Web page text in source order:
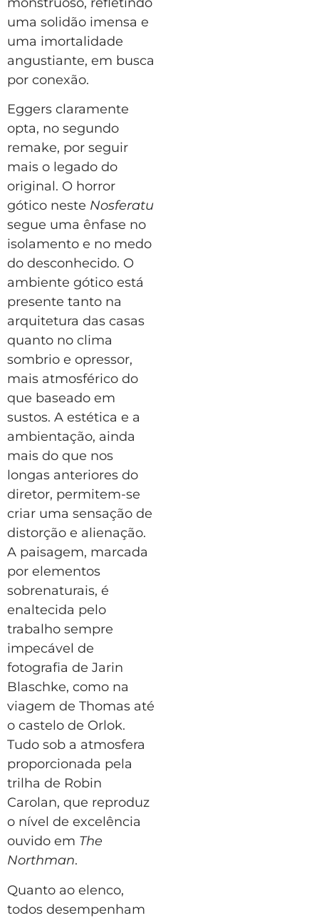
uma solidão imensa e
uma imortalidade
angustiante, em busca
por conexão.
Eggers claramente
opta, no segundo
remake, por seguir
mais o legado do
original. O horror
gótico neste Nosferatu
segue uma ênfase no
isolamento e no medo
do desconhecido. O
ambiente gótico está
presente tanto na
arquitetura das casas
quanto no clima
sombrio e opressor,
mais atmosférico do
que baseado em
sustos. A estética e a
ambientação, ainda
mais do que nos
longas anteriores do
diretor, permitem-se
criar uma sensação de
distorção e alienação.
A paisagem, marcada
por elementos
sobrenaturais, é
enaltecida pelo
trabalho sempre
impecável de
fotografia de Jarin
Blaschke, como na
viagem de Thomas até
o castelo de Orlok.
Tudo sob a atmosfera
proporcionada pela
trilha de Robin
Carolan, que reproduz
o nível de excelência
ouvido em The
Northman.
Quanto ao elenco,
todos desempenham